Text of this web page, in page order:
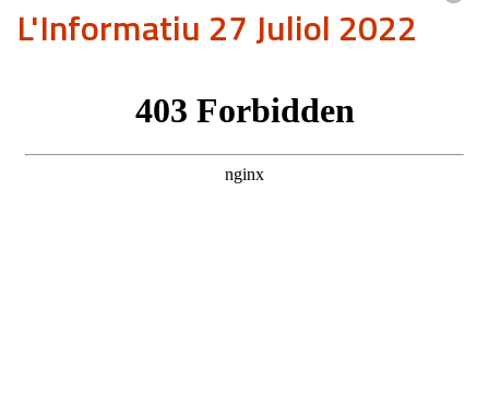
L'Informatiu 27 Juliol 2022